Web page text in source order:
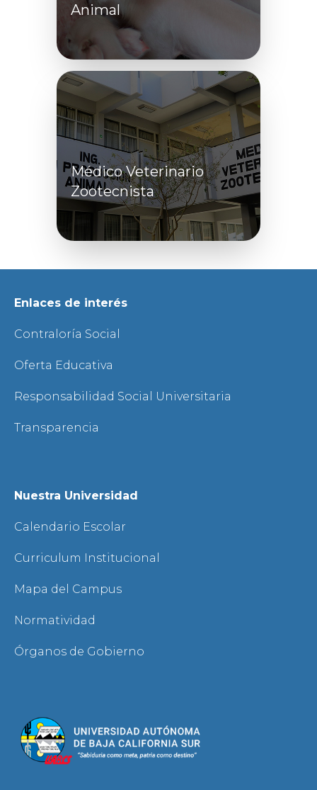
Animal
Médico Veterinario
Zootecnista
Enlaces de interés
Contraloría Social
Oferta Educativa
Responsabilidad Social Universitaria
Transparencia
Nuestra Universidad
Calendario Escolar
Curriculum Institucional
Mapa del Campus
Normatividad
Órganos de Gobierno